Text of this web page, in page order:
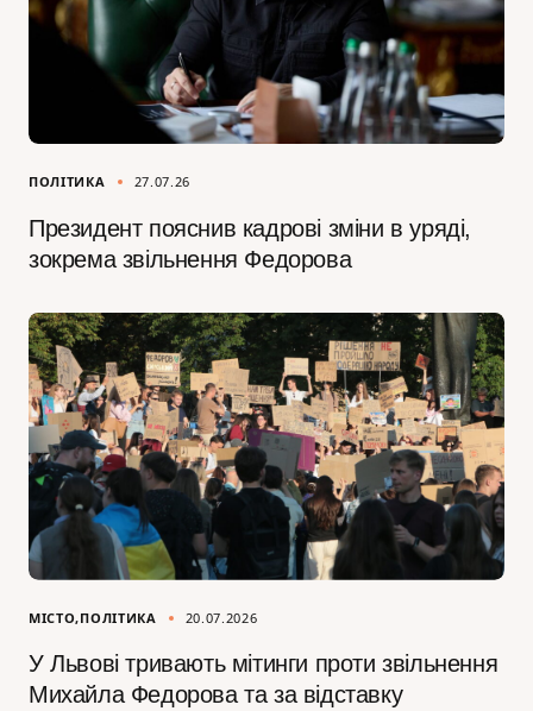
ПОЛІТИКА 27.07.26
Президент пояснив кадрові зміни в уряді,
зокрема звільнення Федорова
МІСТО ПОЛІТИКА 20.07.2026
У Львові тривають мітинги проти звільнення
Михайла Федорова та за відставку